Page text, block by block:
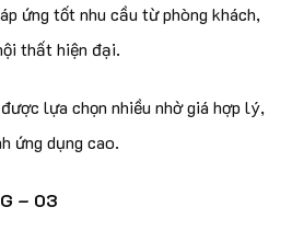
ứng tốt nhu cầu từ phòng khách,
thất hiện đại.
lựa chọn nhiều nhờ giá hợp lý,
ứng dụng cao.
– 03